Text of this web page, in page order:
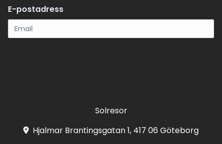
E-postadress
Solresor
Hjalmar Brantingsgatan 1, 417 06 Göteborg